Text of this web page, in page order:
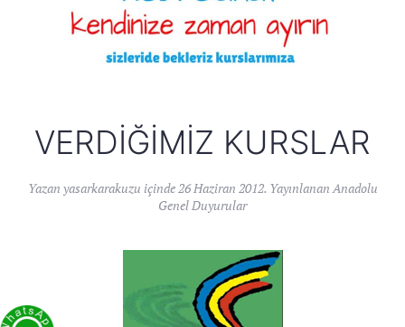
VERDIĞIMIZ KURSLAR
Yazan yasarkarakuzu içinde26 Haziran 2012. YayınlananAnadolu
Genel Duyurular